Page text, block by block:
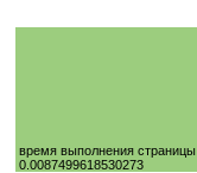
время выполнения страницы
0.0087499618530273